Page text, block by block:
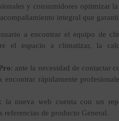
y consumidores optimizar
integral que
a encontrar el equipo de
el espacio a climatizar, la
: ante la necesidad de contactar
encontrar rápidamente
: la nueva web cuenta con un
referencias de producto General.